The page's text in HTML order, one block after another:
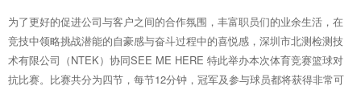
为了更好的促进公司与客户之间的合作氛围，丰富职员们的业余生活，在
竞技中领略挑战潜能的自豪感与奋斗过程中的喜悦感，深圳市北测检测技
术有限公司（NTEK）协同SEE ME HERE 特此举办本次体育竞赛篮球对
抗比赛。比赛共分为四节，每节12分钟，冠军及参与球员都将获得非常可